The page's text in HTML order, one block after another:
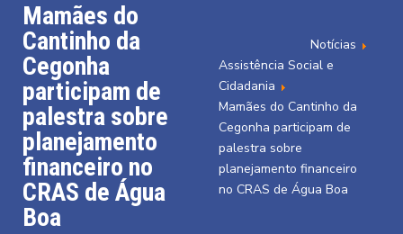
Mamães do
Cantinho da
Cegonha
participam de
palestra sobre
planejamento
financeiro no
CRAS de Água
Boa
Notícias
Assistência Social e
Cidadania
Mamães do Cantinho da
Cegonha participam de
palestra sobre
planejamento financeiro
no CRAS de Água Boa